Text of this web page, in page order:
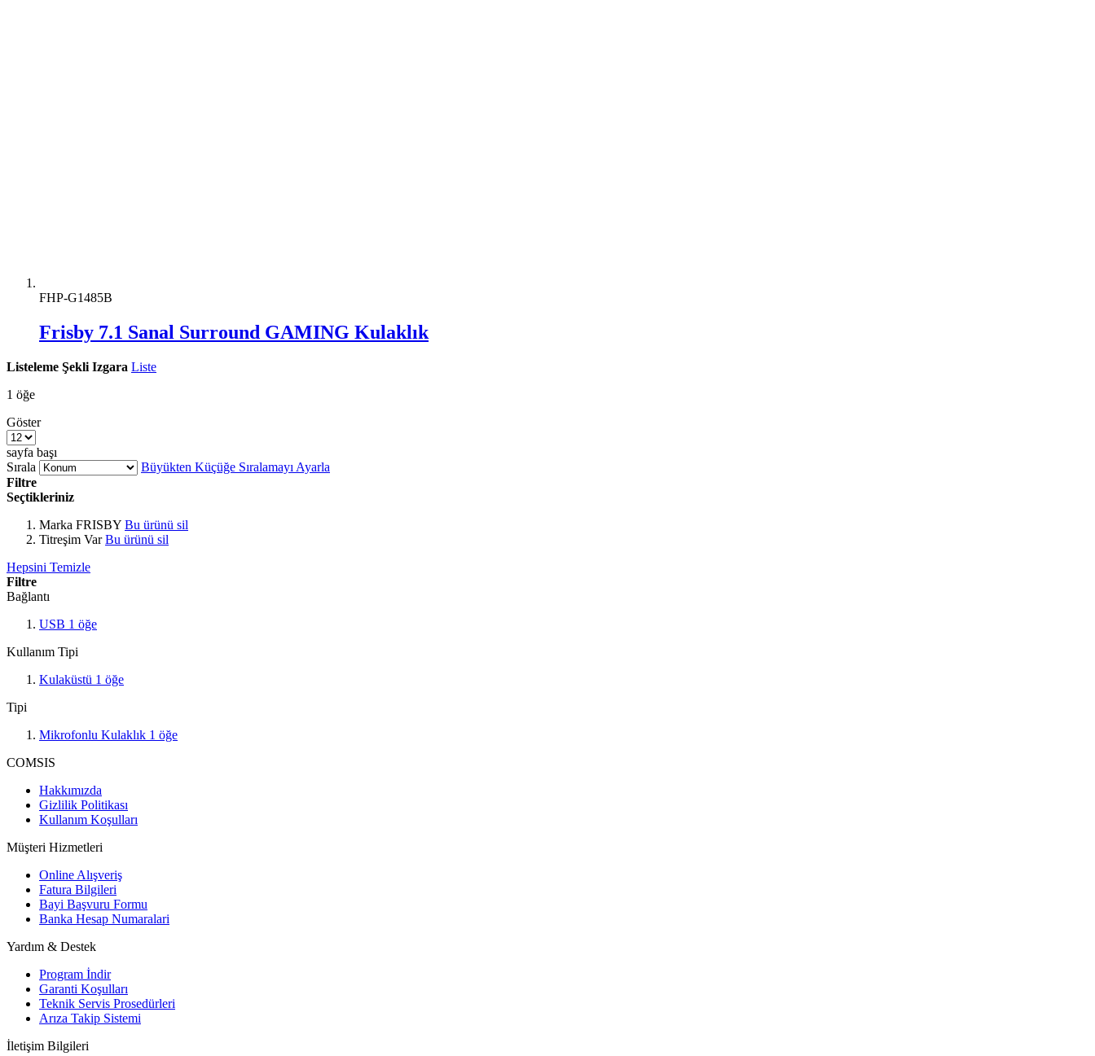
FHP-G1485B
Frisby 7.1 Sanal Surround GAMING Kulaklık
Listeleme Şekli Izgara Liste
1 öğe
Göster
sayfa başı
Sırala
Büyükten Küçüğe Sıralamayı Ayarla
Filtre
Seçtikleriniz
Marka FRISBY Bu ürünü sil
Titreşim Var Bu ürünü sil
Hepsini Temizle
Filtre
Bağlantı
USB 1 öğe
Kullanım Tipi
Kulaküstü 1 öğe
Tipi
Mikrofonlu Kulaklık 1 öğe
COMSIS
Hakkımızda
Gizlilik Politikası
Kullanım Koşulları
Müşteri Hizmetleri
Online Alışveriş
Fatura Bilgileri
Bayi Başvuru Formu
Banka Hesap Numaralari
Yardım & Destek
Program İndir
Garanti Koşulları
Teknik Servis Prosedürleri
Arıza Takip Sistemi
İletişim Bilgileri